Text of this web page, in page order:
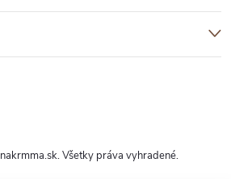
nakrmma.sk. Všetky práva vyhradené.